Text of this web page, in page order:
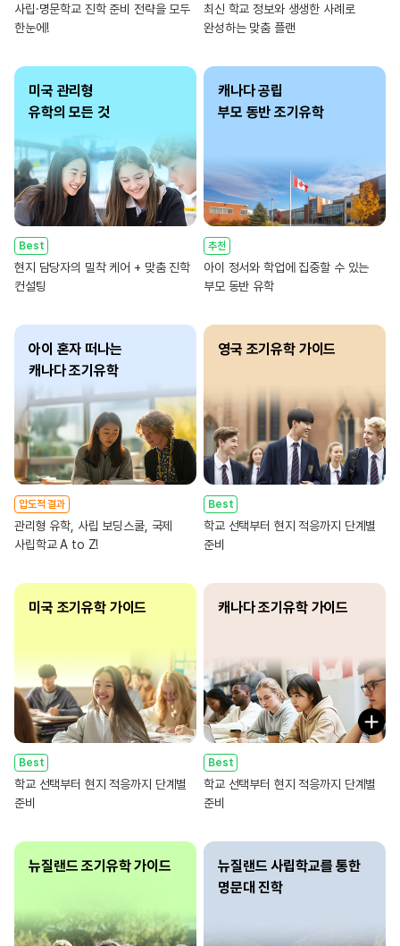
사립·명문학교 진학 준비 전략을 모두
한눈에!
최신 학교 정보와 생생한 사례로
완성하는 맞춤 플랜
미국 관리형
유학의 모든 것
Best
현지 담당자의 밀착 케어 + 맞춤 진학
컨설팅
캐나다 공립
부모 동반 조기유학
추천
아이 정서와 학업에 집중할 수 있는
부모 동반 유학
아이 혼자 떠나는
캐나다 조기유학
압도적 결과
관리형 유학, 사립 보딩스쿨, 국제
사립학교 A to Z!
영국 조기유학 가이드
Best
학교 선택부터 현지 적응까지 단계별
준비
미국 조기유학 가이드
Best
학교 선택부터 현지 적응까지 단계별
준비
캐나다 조기유학 가이드
Best
학교 선택부터 현지 적응까지 단계별
준비
뉴질랜드 조기유학 가이드
뉴질랜드 사립학교를 통한
명문대 진학